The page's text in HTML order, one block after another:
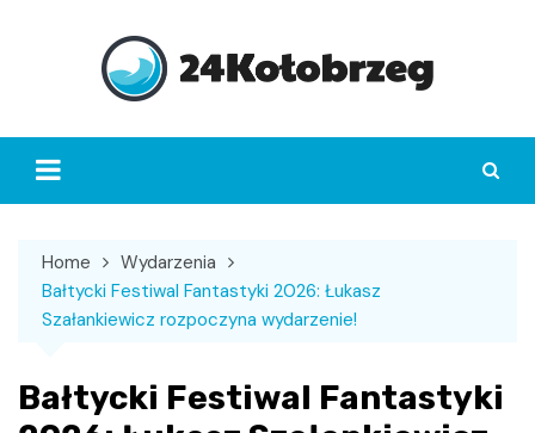
Home
Wydarzenia
Bałtycki Festiwal Fantastyki 2026: Łukasz
Szałankiewicz rozpoczyna wydarzenie!
Bałtycki Festiwal Fantastyki